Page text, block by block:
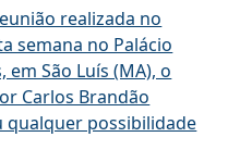
realizada no
semana no Palácio
em São Luís (MA), o
Carlos Brandão
qualquer possibilidade